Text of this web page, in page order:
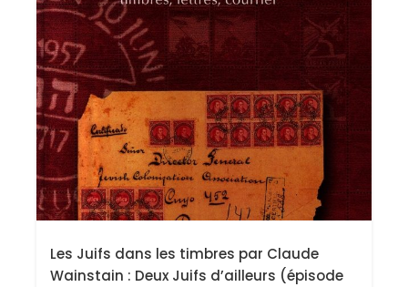
Contactez-nous
Congrès 2018
Congrès 2019
Congrès 2020
Les Juifs dans les timbres par Claude
Wainstain : Deux Juifs d’ailleurs (épisode